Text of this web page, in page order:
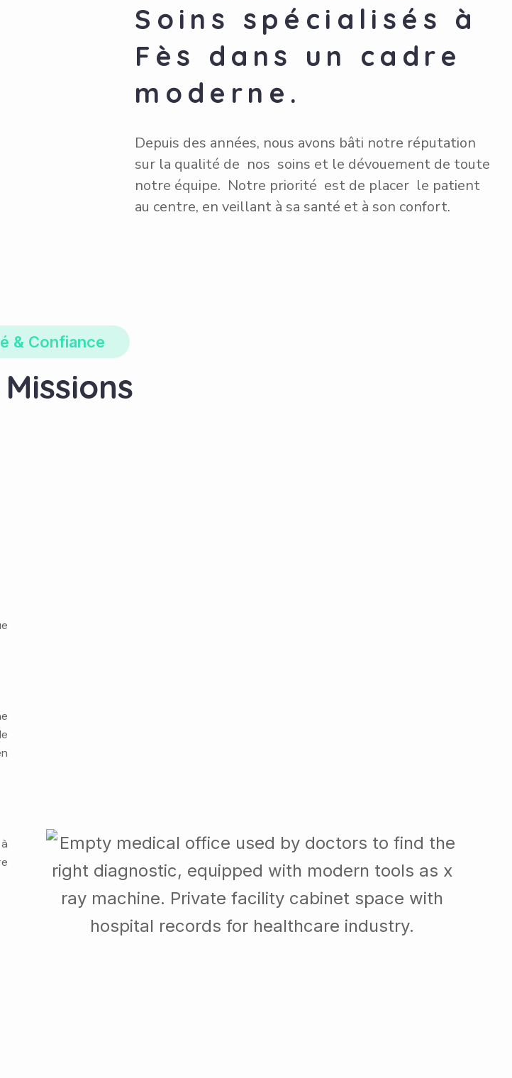
Soins spécialisés à
Fès dans un cadre
moderne.
Depuis des années, nous avons bâti notre réputation
sur la qualité de nos soins et le dévouement de toute
notre équipe. Notre priorité est de placer le patient
au centre, en veillant à sa santé et à son confort.
& Confiance